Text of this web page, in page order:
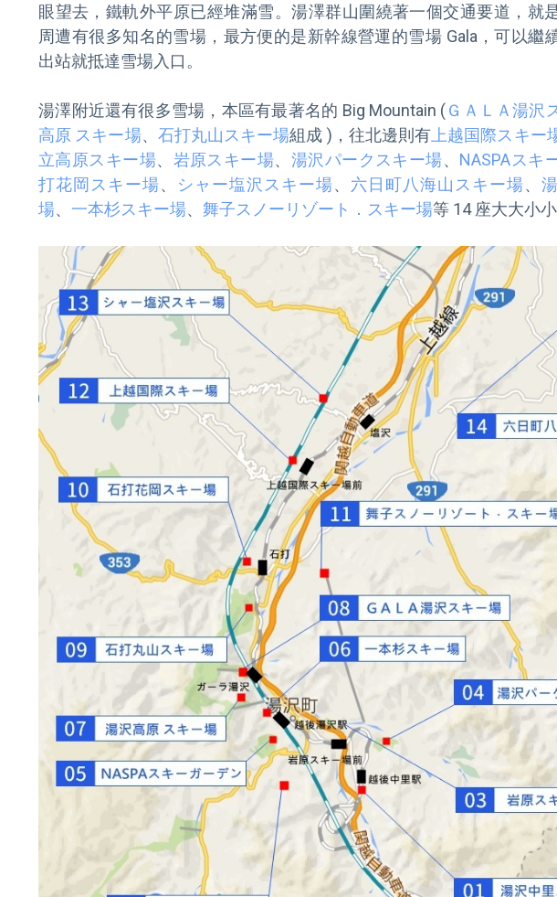
眼望去，鐵軌外平原已經堆滿雪。湯澤群山圍繞著一個交通要道，就
周遭有很多知名的雪場，最方便的是新幹線營運的雪場 Gala，可以繼
出站就抵達雪場入口。
湯澤附近還有很多雪場，本區有最著名的 Big Mountain (ＧＡＬＡ湯沢
高原 スキー場、 石打丸山スキー場組成 )，往北邊則有 上越国際スキー
立高原スキー場、 岩原スキー場、 湯沢パークスキー場、 NASPAスキ
打花岡スキー場、 シャー塩沢スキー場、 六日町八海山スキー場、
場、 一本杉スキー場、 舞子スノーリゾート．スキー場等 14 座大大小小